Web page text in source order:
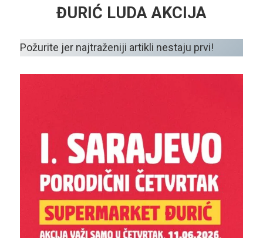
ĐURIĆ LUDA AKCIJA
Požurite jer najtraženiji artikli nestaju prvi!